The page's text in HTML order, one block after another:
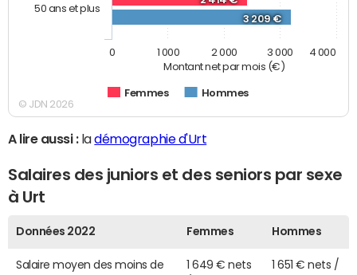
Montant net par mois (€)
3 209 €
Femmes Hommes
50 ans et plus
0 1 000 2 000 3 000 4 000
© JDN 2026
A lire aussi :ladémographie d'Urt
Salaires des juniors et des seniors par sexe
à Urt
Données 2022 Femmes Hommes
Salaire moyen des moins de
1 649 € nets
1 651 € nets /